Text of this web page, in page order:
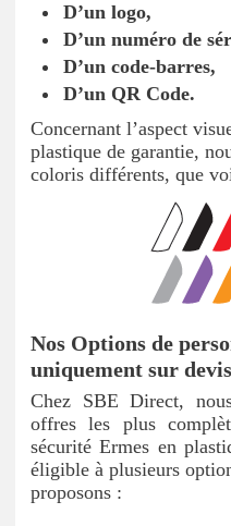
D’un logo,
D’un numéro de
D’un code-barres,
D’un QR Code.
Concernant l’aspect
plastique de garantie,
coloris différents, que
Nos Options de
uniquement sur
Chez SBE Direct,
offres les plus
sécurité Ermes en
éligible à plusieurs
proposons :